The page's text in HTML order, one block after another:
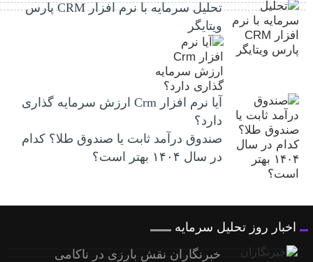
تحلیل سرمایه با نرم افزار CRM پارس
ویتایگر
آیا نرم افزار Crm ارزش سرمایه گذاری
دارد؟
صندوق درآمد ثابت یا صندوق طلا؟ کدام
در سال ۱۴۰۴ بهتر است؟
اخبار روز تحلیل سرمایه
خبرنگاران نقش بارزی در ناکامی